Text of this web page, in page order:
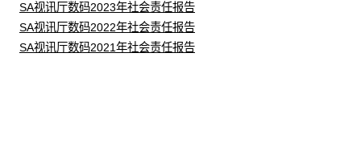
SA视讯厅数码2023年社会责任报告
SA视讯厅数码2022年社会责任报告
SA视讯厅数码2021年社会责任报告